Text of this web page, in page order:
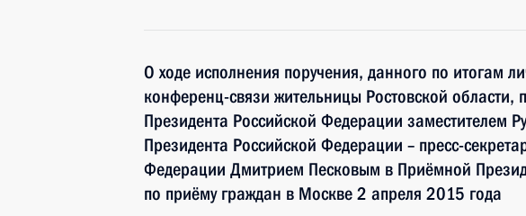
О ходе исполнения поручения, данного по итогам
конференц-связи жительницы Ростовской области,
Президента Российской Федерации заместителем
Президента Российской Федерации – пресс-
Федерации Дмитрием Песковым в Приёмной
по приёму граждан в Москве 2 апреля 2015 года